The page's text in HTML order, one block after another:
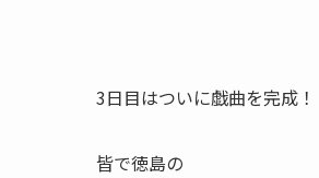
3日目はついに戯曲を完成！
皆で徳島の